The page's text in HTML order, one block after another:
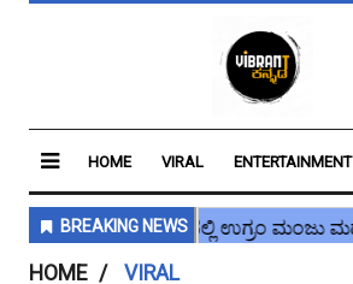
HOME VIRAL ENTERTAINMENT
HOME VIRAL